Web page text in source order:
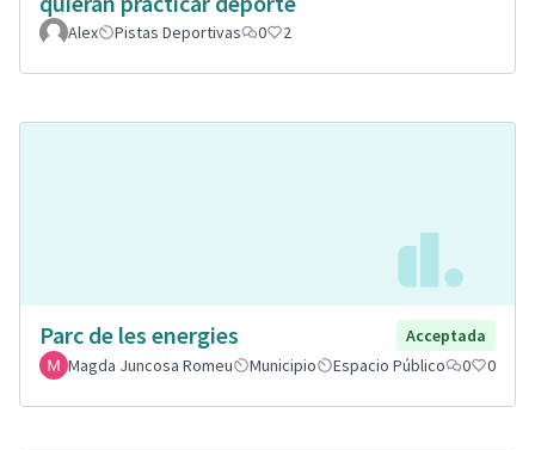
Alex Pistas Deportivas 0 2
Parc de les energies
Acceptada
Magda Juncosa Romeu
Municipio Espacio Público 0 0